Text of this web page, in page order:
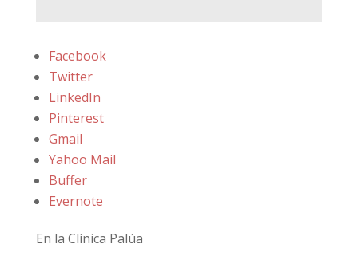
Facebook
Twitter
LinkedIn
Pinterest
Gmail
Yahoo Mail
Buffer
Evernote
En la Clínica Palúa